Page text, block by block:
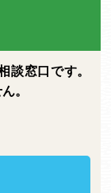
窓口です。
。